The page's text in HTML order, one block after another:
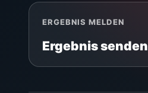
ERGEBNIS MELDEN
Ergebnis senden